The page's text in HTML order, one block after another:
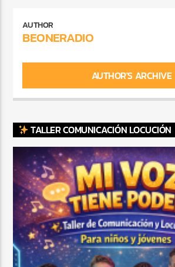
AUTHOR
BEONERADIO
AUTHOR'S ARCHIVE
TALLER COMUNICACIÓN LOCUCIÓN